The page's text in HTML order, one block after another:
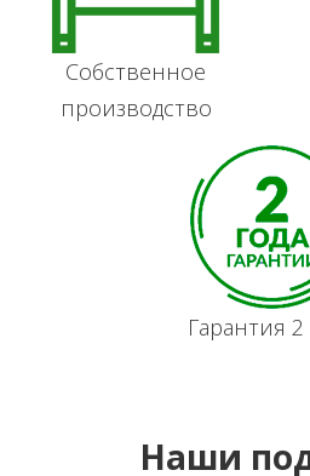
Собственное
производство
Гарантия 2
Наши